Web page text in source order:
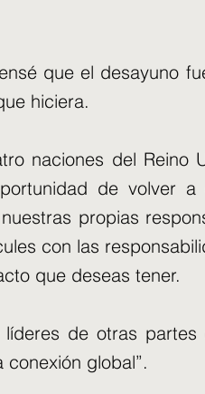
que el desayuno
hiciera.
naciones del Reino
de volver a
propias
con las
que deseas tener.
de otras partes
global”.